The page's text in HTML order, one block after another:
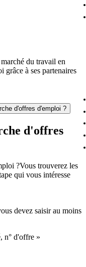
du travail en
grâce à ses partenaires
d'offres d'emploi ?
d'offres
?Vous trouverez les
qui vous intéresse
devez saisir au moins
n° d'offre »